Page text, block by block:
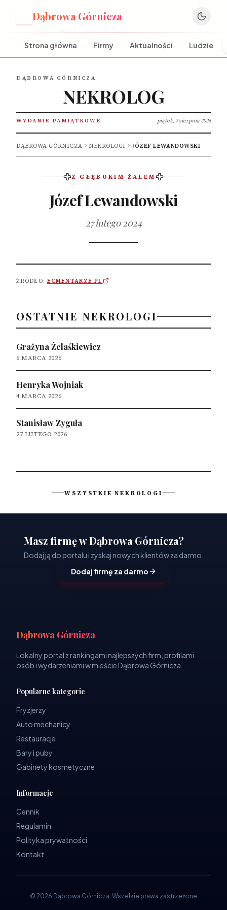
Dąbrowa Górnicza
Strona główna Firmy Aktualności Ludzie
DĄBROWA GÓRNICZA
NEKROLOG
WYDANIE PAMIĄTKOWE piątek, 7 sierpnia 2026
DĄBROWA GÓRNICZA NEKROLOGI JÓZEF LEWANDOWSKI
Z GŁĘBOKIM ŻALEM
Józef Lewandowski
27 lutego 2024
ŹRÓDŁO: ECMENTARZE.PL
OSTATNIE NEKROLOGI
Grażyna Żelaśkiewicz
6 MARCA 2026
Henryka Wojniak
4 MARCA 2026
Stanisław Zyguła
27 LUTEGO 2026
WSZYSTKIE NEKROLOGI
Masz firmę w Dąbrowa Górnicza?
Dodaj ją do portalu i zyskaj nowych klientów za darmo.
Dodaj firmę za darmo
Dąbrowa Górnicza
Lokalny portal z rankingami najlepszych firm, profilami
osób i wydarzeniami w mieście Dąbrowa Górnicza.
Popularne kategorie
Fryzjerzy
Auto mechanicy
Restauracje
Bary i puby
Gabinety kosmetyczne
Informacje
Cennik
Regulamin
Polityka prywatności
Kontakt
© 2026 Dąbrowa Górnicza. Wszelkie prawa zastrzeżone